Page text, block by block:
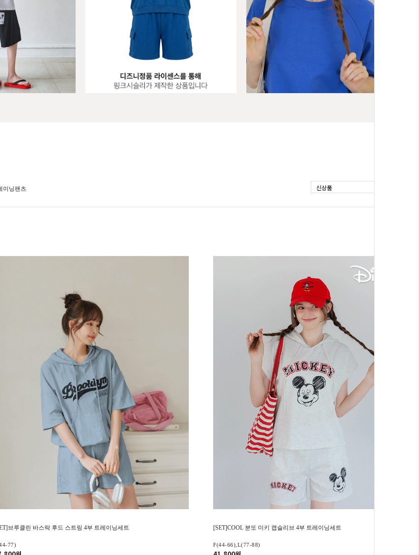
터링 3.5부 트레이닝세트
약판매] 8월셋째주 순차배
88)
[SET]브루클린 바스락 후드 스트링 4부 트
레이닝세트
F(44-77)
27,800원
BEST
04
[1+1]썸에어 쿨러 방수 4부 탄산팬츠
M(55),L(66),XL(77),2XL(88),3XL(99)
24,800원16% ↓
버뮤다 팬츠
07
[SET]비 볼드 미니 4부 트레이닝세트
이닝세트
45,800원
이닝팬츠 신상품
브루클린 바스락 후드 스트링 4부 트레이닝세트
77)
[SET]COOL 분또 미키 캡슬리브 4부 트레이닝세트
F(44-66),L(77-88)